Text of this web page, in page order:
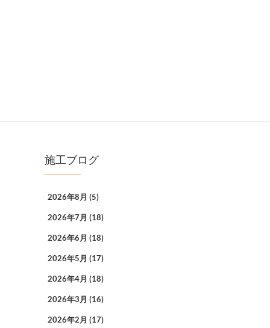
施工ブログ
2026年8月 (5)
2026年7月 (18)
2026年6月 (18)
2026年5月 (17)
2026年4月 (18)
2026年3月 (16)
2026年2月 (17)